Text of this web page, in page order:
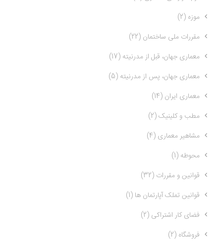
موزه (2)
مقررات ملی ساختمان (22)
معماری جهان، قبل از مدرنیته (17)
معماری جهان، پس از مدرنیته (5)
معماری ایران (14)
مطب و کلینیک (2)
مشاهیر معماری (4)
محوطه (1)
قوانین و مقررات (32)
قوانین تملک آپارتمان ها (1)
فضای کار اشتراکی (2)
فروشگاه (2)